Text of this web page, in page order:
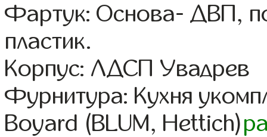
Фартук: Основа- ДВП,
пластик.
Корпус: ЛДСП Увадрев
Фурнитура: Кухня
Boyard (BLUM, Hettich)